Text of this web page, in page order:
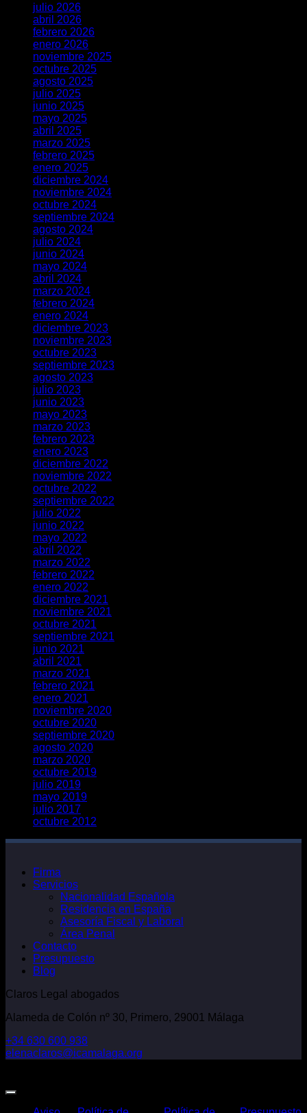
julio 2026
abril 2026
febrero 2026
enero 2026
noviembre 2025
octubre 2025
agosto 2025
julio 2025
junio 2025
mayo 2025
abril 2025
marzo 2025
febrero 2025
enero 2025
diciembre 2024
noviembre 2024
octubre 2024
septiembre 2024
agosto 2024
julio 2024
junio 2024
mayo 2024
abril 2024
marzo 2024
febrero 2024
enero 2024
diciembre 2023
noviembre 2023
octubre 2023
septiembre 2023
agosto 2023
julio 2023
junio 2023
mayo 2023
marzo 2023
febrero 2023
enero 2023
diciembre 2022
noviembre 2022
octubre 2022
septiembre 2022
julio 2022
junio 2022
mayo 2022
abril 2022
marzo 2022
febrero 2022
enero 2022
diciembre 2021
noviembre 2021
octubre 2021
septiembre 2021
junio 2021
abril 2021
marzo 2021
febrero 2021
enero 2021
noviembre 2020
octubre 2020
septiembre 2020
agosto 2020
marzo 2020
octubre 2019
julio 2019
mayo 2019
julio 2017
octubre 2012
Firma
Servicios
Nacionalidad Española
Residencia en España
Asesoría Fiscal y Laboral
Área Penal
Contacto
Presupuesto
Blog
Claros Legal abogados
Alameda de Colón nº 30, Primero, 29001 Málaga
+34 630 600 938
elenaclaros@icamalaga.org